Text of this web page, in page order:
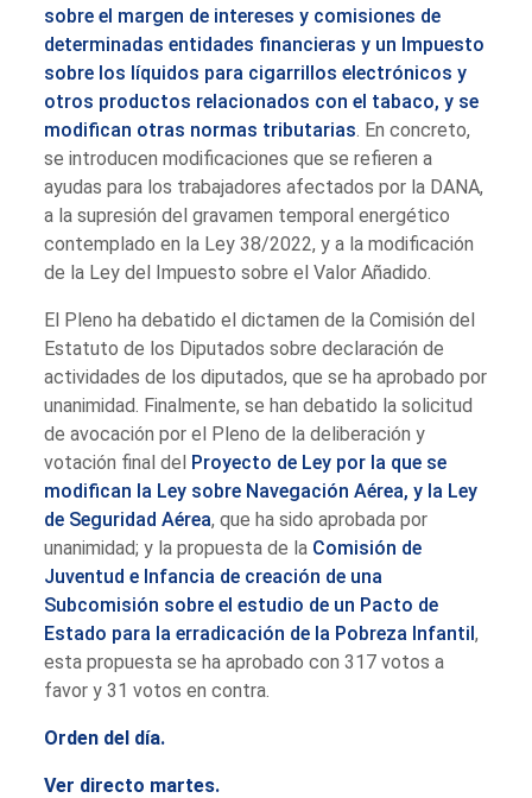
sobre el margen de intereses y comisiones de
determinadas entidades financieras y un Impuesto
sobre los líquidos para cigarrillos electrónicos y
otros productos relacionados con el tabaco, y se
modifican otras normas tributarias . En concreto,
se introducen modificaciones que se refieren a
ayudas para los trabajadores afectados por la DANA,
a la supresión del gravamen temporal energético
contemplado en la Ley 38/2022, y a la modificación
de la Ley del Impuesto sobre el Valor Añadido.
El Pleno ha debatido el dictamen de la Comisión del
Estatuto de los Diputados sobre declaración de
actividades de los diputados, que se ha aprobado por
unanimidad. Finalmente, se han debatido la solicitud
de avocación por el Pleno de la deliberación y
votación final del Proyecto de Ley por la que se
modifican la Ley sobre Navegación Aérea, y la Ley
de Seguridad Aérea, que ha sido aprobada por
unanimidad; y la propuesta de la Comisión de
Juventud e Infancia de creación de una
Subcomisión sobre el estudio de un Pacto de
Estado para la erradicación de la Pobreza Infantil,
esta propuesta se ha aprobado con 317 votos a
favor y 31 votos en contra.
Orden del día.
Ver directo martes.